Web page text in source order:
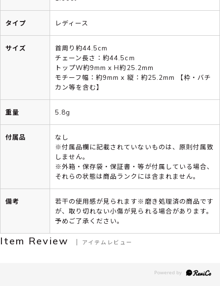
タイプ レディース
サイズ
首周り約44.5cm
チェーン長さ：約44.5cm
トップW約9mm x H約25.2mm
モチーフ幅：約9mm x 縦：約25.2mm 【枠・バチ
カン等を含む】
重量 5.8g
付属品
なし
※付属品欄に記載されていないものは、原則付属致
しません。
※外箱・保存袋・保証書・等が付属している場合、
それらの状態は商品ランクには含まれません。
備考
若干の使用感が見られます※磨き処理済の商品です
が、取り切れない小傷が見られる場合があります。
予めご了承ください。
Item Review アイテムレビュー